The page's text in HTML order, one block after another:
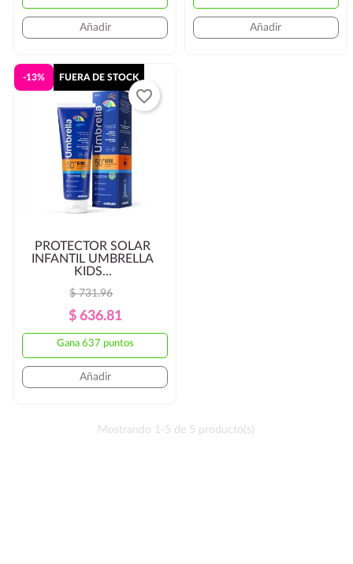
Añadir Añadir
PROTECTOR SOLAR
INFANTIL UMBRELLA
KIDS...
Precio
Regular
$ 731.96
Precio
$ 636.81
Gana 637 puntos
-13% FUERA DE STOCK
Añadir
favorite_border
Mostrando 1-5 de 5 producto(s)